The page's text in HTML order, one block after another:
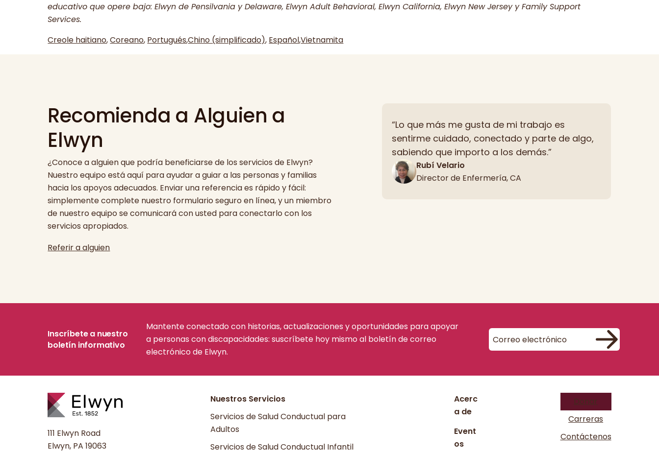
educativo que opere bajo: Elwyn de Pensilvania y Delaware, Elwyn Adult Behavioral, Elwyn California, Elwyn New Jersey y Family Support
Services.
Creole haitiano,Coreano, Portugués,Chino (simplificado), Español,Vietnamita
Recomienda a Alguien a
Elwyn
¿Conoce a alguien que podría beneficiarse de los servicios de Elwyn?
Nuestro equipo está aquí para ayudar a guiar a las personas y familias
hacia los apoyos adecuados. Enviar una referencia es rápido y fácil:
simplemente complete nuestro formulario seguro en línea, y un miembro
de nuestro equipo se comunicará con usted para conectarlo con los
servicios apropiados.
Referir a alguien
“Lo que más me gusta de mi trabajo es
sentirme cuidado, conectado y parte de algo,
sabiendo que importo a los demás.”
Rubí Velario
Director de Enfermería, CA
Inscríbete a nuestro
boletín informativo
Mantente conectado con historias, actualizaciones y oportunidades para apoyar
a personas con discapacidades: suscríbete hoy mismo al boletín de correo
electrónico de Elwyn.
111 Elwyn Road
Elwyn, PA 19063
Nuestros Servicios
Servicios de Salud Conductual para
Adultos
Servicios de Salud Conductual Infantil
Acerc
a de
Event
os
Donar
Carreras
Contáctenos